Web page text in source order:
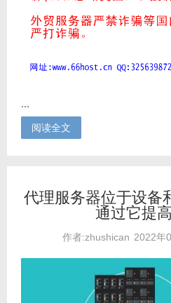
...
阅读全文
代理服务器位于设备
通过它提
作者:zhushican 2022年